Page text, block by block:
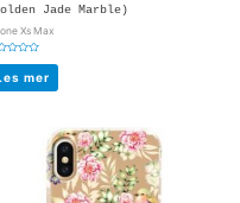
Jade Marble)
Xs Max
mer